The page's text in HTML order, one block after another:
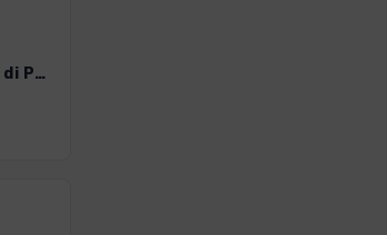
CinTe_04_Monte di Portofino.gpx